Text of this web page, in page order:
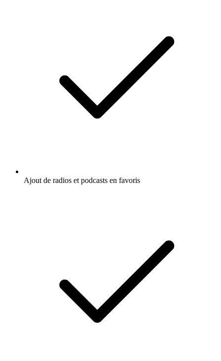
Ajout de radios et podcasts en favoris